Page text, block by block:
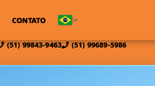
(51) 99843-9463 (51) 99689-5986
CONTATO